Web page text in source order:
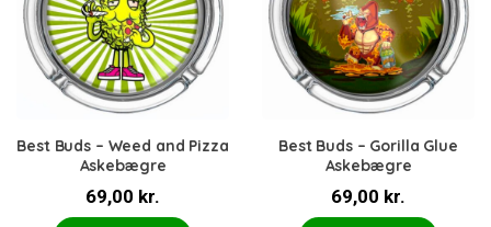
Best Buds – Weed and Pizza
Askebægre
69,00 kr.
Best Buds – Gorilla Glue
Askebægre
69,00 kr.